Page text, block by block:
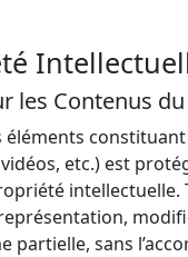
les Contenus
éléments
etc.) est
intellectuelle.
partielle, sans